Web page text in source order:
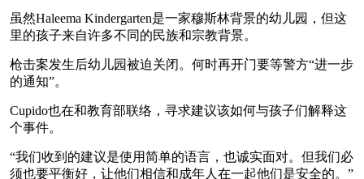
虽然Haleema Kindergarten是一家穆斯林背景的幼儿园，但这
里的孩子来自许多不同的民族和宗教背景。
枪击案发生后幼儿园被迫关闭。何时再开门要等警方“进一步
的通知”。
Cupido也在和教育部联络，寻求建议该如何与孩子们解释这
个事件。
“我们收到的建议是使用简单的语言，也诚实面对。但我们必
须也要平衡好，让他们相信和成年人在一起他们是安全的。”